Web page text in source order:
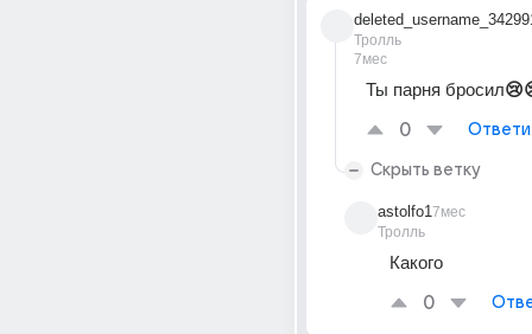
Тролль
7мес
Ты парня бросил
0
Скрыть ветку
astolfo1
Тролль
7мес
Какого
0